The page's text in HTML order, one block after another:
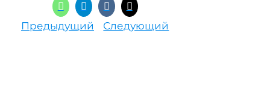
Предыдущий Следующий